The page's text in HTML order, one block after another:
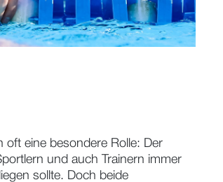
eine besondere Rolle: Der
und auch Trainern immer
sollte. Doch beide